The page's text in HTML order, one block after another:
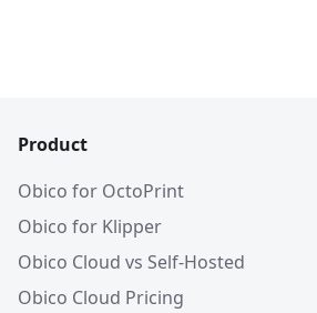
Product
Obico for OctoPrint
Obico for Klipper
Obico Cloud vs Self-Hosted
Obico Cloud Pricing